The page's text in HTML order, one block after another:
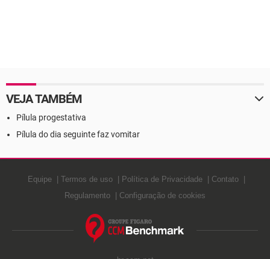
VEJA TAMBÉM
Pílula progestativa
Pílula do dia seguinte faz vomitar
Equipe Termos de uso Política de Privacidade
Contato
Regulamento
Configuração de cookies